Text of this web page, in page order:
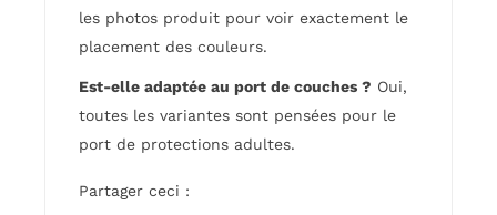
les photos produit pour voir exactement le
placement des couleurs.
Est-elle adaptée au port de couches ? Oui,
toutes les variantes sont pensées pour le
port de protections adultes.
Partager ceci :